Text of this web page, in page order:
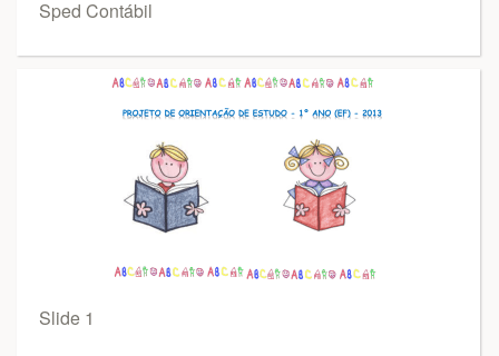
Sped Contábil
Slide 1